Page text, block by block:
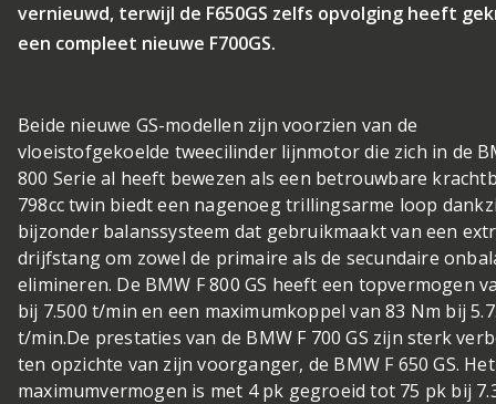
vernieuwd, terwijl de F650GS zelfs opvolging heeft
een compleet nieuwe F700GS.
Beide nieuwe GS-modellen zijn voorzien van de
vloeistofgekoelde tweecilinder lijnmotor die zich in de
800 Serie al heeft bewezen als een betrouwbare
798cc twin biedt een nagenoeg trillingsarme loop
bijzonder balanssysteem dat gebruikmaakt van een
drijfstang om zowel de primaire als de secundaire
elimineren. De BMW F 800 GS heeft een topvermogen
bij 7.500 t/min en een maximumkoppel van 83 Nm bij
t/min.De prestaties van de BMW F 700 GS zijn sterk
ten opzichte van zijn voorganger, de BMW F 650 GS. Het
maximumvermogen is met 4 pk gegroeid tot 75 pk bij